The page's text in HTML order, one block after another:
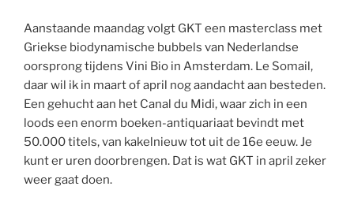
Aanstaande maandag volgt GKT een masterclass met
Griekse biodynamische bubbels van Nederlandse
oorsprong tijdens Vini Bio in Amsterdam. Le Somail,
daar wil ik in maart of april nog aandacht aan besteden.
Een gehucht aan het Canal du Midi, waar zich in een
loods een enorm boeken-antiquariaat bevindt met
50.000 titels, van kakelnieuw tot uit de 16e eeuw. Je
kunt er uren doorbrengen. Dat is wat GKT in april zeker
weer gaat doen.